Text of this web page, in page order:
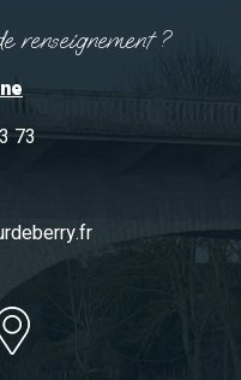
renseignement ?
73